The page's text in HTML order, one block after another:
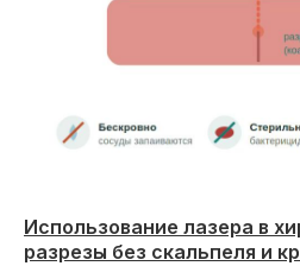
Использование лазера в
разрезы без скальпеля и